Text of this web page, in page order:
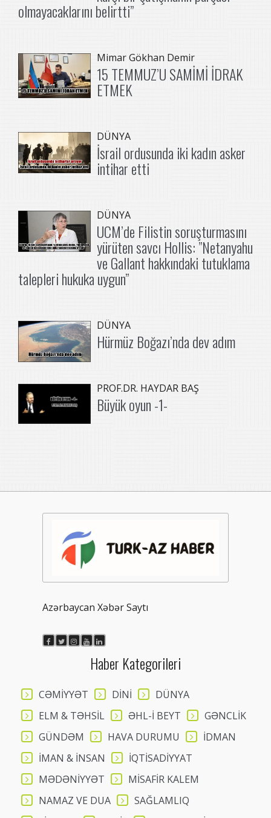
olmayacaklarını belirtti”
Mimar Gökhan Demir
15 TEMMUZ’U SAMİMİ İDRAK
ETMEK
DÜNYA
İsrail ordusunda iki kadın asker
intihar etti
DÜNYA
UCM’de Filistin soruşturmasını
yürüten savcı Hollis: ”Netanyahu
ve Gallant hakkındaki tutuklama
talepleri hukuka uygun”
DÜNYA
Hürmüz Boğazı’nda dev adım
PROF.DR. HAYDAR BAŞ
Büyük oyun -1-
Azərbaycan Xəbər Saytı
Haber Kategorileri
CƏMİYYƏT DİNİ
DÜNYA
ELM & TƏHSİL
ƏHL-İ BEYT
GƏNCLİK
GÜNDƏM
HAVA DURUMU
İDMAN
İMAN & İNSAN
İQTİSADİYYAT
MƏDƏNİYYƏT
MİSAFİR KALEM
NAMAZ VE DUA
SAĞLAMLIQ